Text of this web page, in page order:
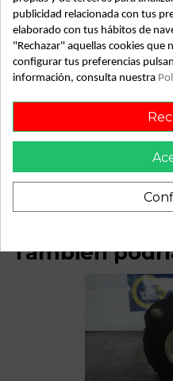
SubSubAlmacén
ID: 830824
Fecha disponible: 2023-08-
Recambio de cerradura
civic berlina 5 (fk) | 0.05 - ... |
También
publicidad relacionada con tus
elaborado con tus hábitos de
"Rechazar" aquellas cookies que
configurar tus preferencias
información, consulta nuestra